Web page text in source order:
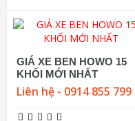
GIÁ XE BEN HOWO 15
KHỐI MỚI NHẤT
Liên hệ - 0914 855 799